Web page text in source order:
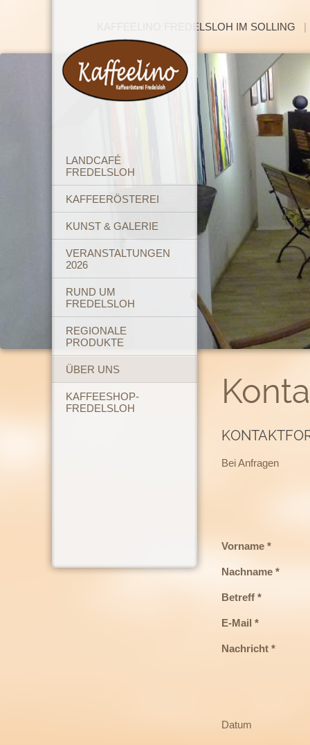
LANDCAFÉ
FREDELSLOH
KAFFEERÖSTEREI
KUNST & GALERIE
VERANSTALTUNGEN
2026
RUND UM
FREDELSLOH
REGIONALE
PRODUKTE
ÜBER UNS
KAFFEESHOP-
FREDELSLOH
KAFFEELINO FREDELSLOH IM SOLLING
Bei Anfragen
Vorname *
Nachname *
Betreff *
E-Mail *
Nachricht *
Datum